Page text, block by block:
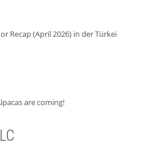
Recap (April 2026) in der Türkei
are coming!